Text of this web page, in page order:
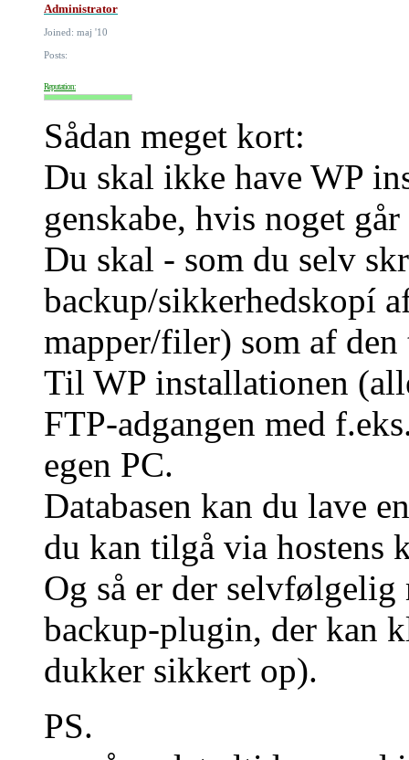
Administrator
Joined: maj '10
Posts:
Reputation:
Sådan meget kort:
Du skal ikke have WP
genskabe, hvis noget
Du skal - som du selv
backup/sikkerhedskopí
mapper/filer) som af den
Til WP installationen
FTP-adgangen med
egen PC.
Databasen kan du lave
du kan tilgå via hostens
Og så er der
backup-plugin, der kan
dukker sikkert op).
PS.